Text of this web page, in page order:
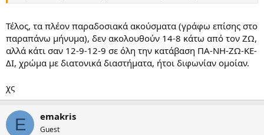
Τέλος, τα πλέον παραδοσιακά ακούσματα (γράφω επίσης στο
παραπάνω μήνυμα), δεν ακολουθούν 14-8 κάτω από τον ΖΩ,
αλλά κάτι σαν 12-9-12-9 σε όλη την κατάβαση ΠΑ-ΝΗ-ΖΩ-ΚΕ-
ΔΙ, χρώμα με διατονικά διαστήματα, ήτοι διφωνίαν ομοίαν.
χς
E emakris
Guest